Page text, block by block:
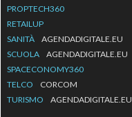
PROPTECH360
RETAILUP
SANITÀ
AGENDADIGITALE.EU
SCUOLA
AGENDADIGITALE.EU
SPACECONOMY360
TELCO
CORCOM
TURISMO
AGENDADIGITALE.EU